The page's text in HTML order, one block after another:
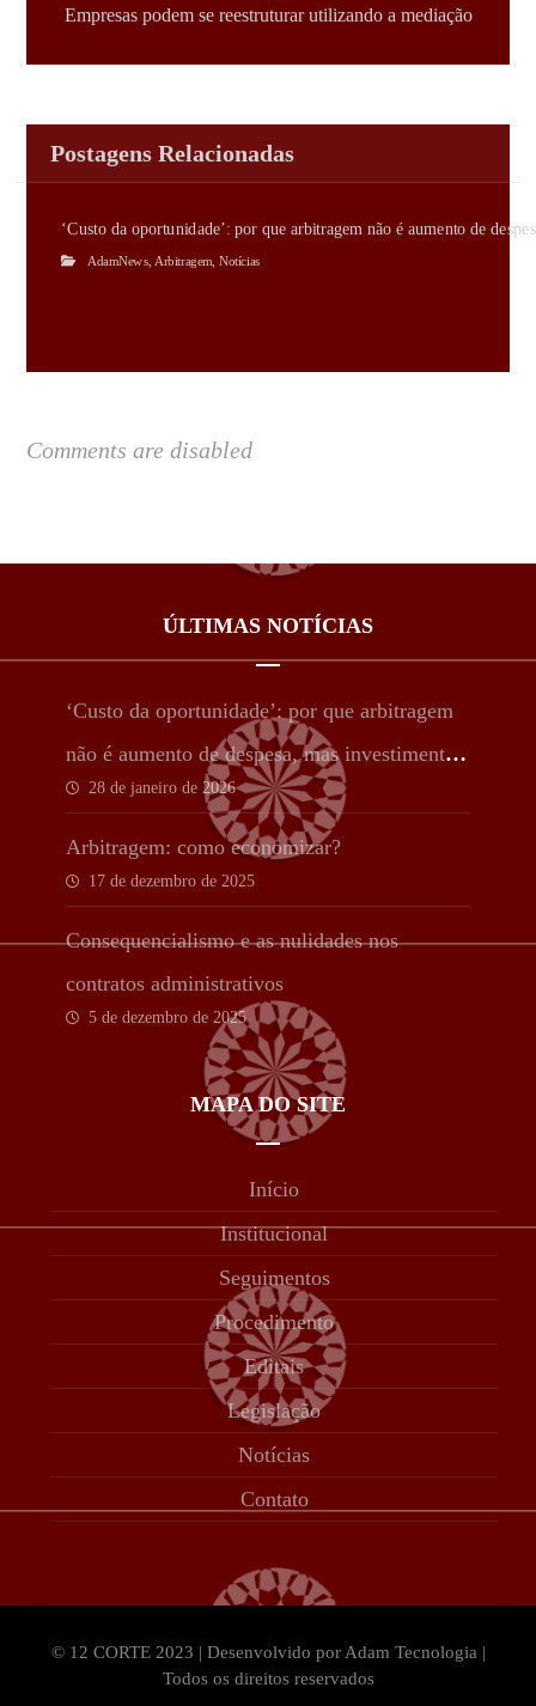
Empresas podem se reestruturar utilizando a mediação
Postagens Relacionadas
‘Custo da oportunidade’: por que arbitragem não é aumento de
AdamNews Arbitragem Notícias
Comments are disabled
ÚLTIMAS NOTÍCIAS
‘Custo da oportunidade’: por que arbitragem
não é aumento de despesa, mas investimento
estratégico
28 de janeiro de 2026
Arbitragem: como economizar?
17 de dezembro de 2025
Consequencialismo e as nulidades nos
contratos administrativos
5 de dezembro de 2025
MAPA DO SITE
Início
Institucional
Seguimentos
Procedimento
Editais
Legislação
Notícias
Contato
© 12 CORTE 2023 | Desenvolvido por Adam Tecnologia |
Todos os direitos reservados